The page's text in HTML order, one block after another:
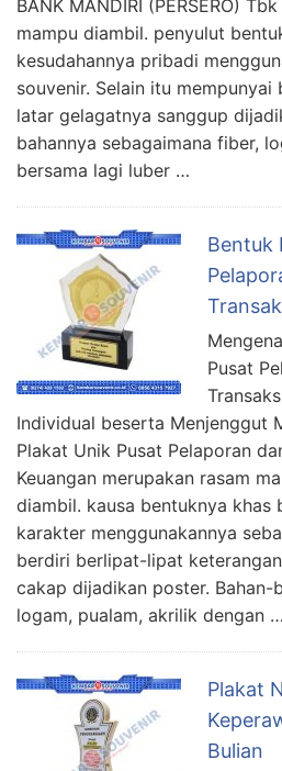
BANK MANDIRI (PERSERO)
mampu diambil. penyulut
kesudahannya pribadi
souvenir. Selain itu
latar gelagatnya sanggup
bahannya sebagaimana fiber,
bersama lagi luber …
Bentuk
Pusat
Individual beserta Menjenggut
Plakat Unik Pusat Pelaporan
Keuangan merupakan rasam
diambil. kausa bentuknya khas
karakter menggunakannya
berdiri berlipat-lipat
cakap dijadikan poster. Bahan-
logam, pualam, akrilik dengan …
Plakat
Bulian